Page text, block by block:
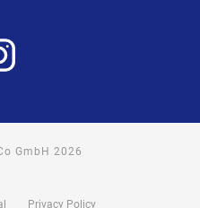
GmbH 2026
Privacy Policy